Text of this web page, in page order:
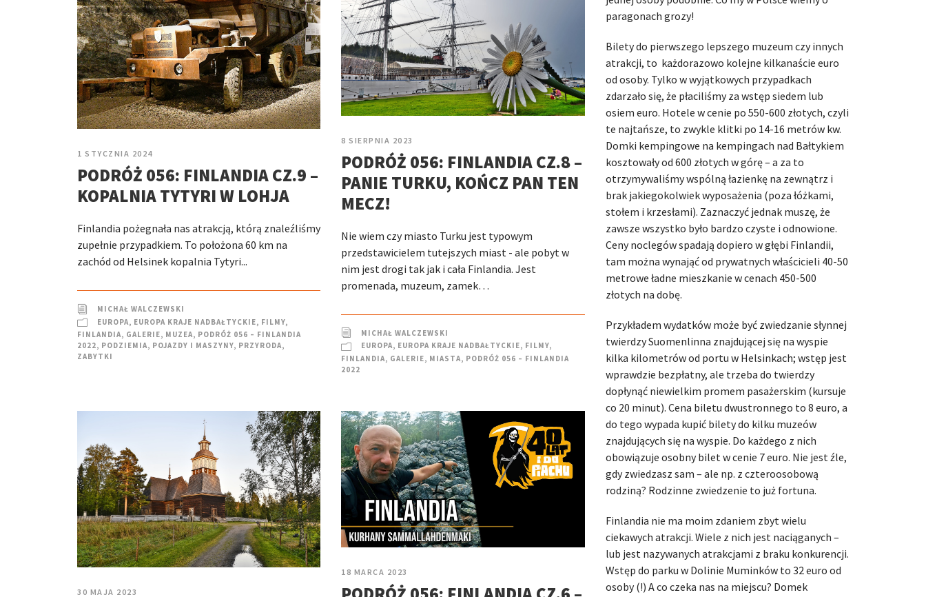
1 STYCZNIA 2024
PODRÓŻ 056: FINLANDIA CZ.9 –
KOPALNIA TYTYRI W LOHJA
Finlandia pożegnała nas atrakcją, którą znaleźliśmy
zupełnie przypadkiem. To położona 60 km na
zachód od Helsinek kopalnia Tytyri...
MICHAŁ WALCZEWSKI
EUROPA, EUROPA KRAJE NADBAŁTYCKIE, FILMY,
FINLANDIA, GALERIE, MUZEA, PODRÓŻ 056 – FINLANDIA
2022, PODZIEMIA, POJAZDY I MASZYNY, PRZYRODA,
ZABYTKI
8 SIERPNIA 2023
PODRÓŻ 056: FINLANDIA CZ.8 –
PANIE TURKU, KOŃCZ PAN TEN
MECZ!
Nie wiem czy miasto Turku jest typowym
przedstawicielem tutejszych miast - ale pobyt w
nim jest drogi tak jak i cała Finlandia. Jest
promenada, muzeum, zamek…
MICHAŁ WALCZEWSKI
EUROPA, EUROPA KRAJE NADBAŁTYCKIE, FILMY,
FINLANDIA, GALERIE, MIASTA, PODRÓŻ 056 – FINLANDIA
2022
30 MAJA 2023
18 MARCA 2023
paragonach grozy!
Bilety do pierwszego lepszego muzeum czy innych
atrakcji, to każdorazowo kolejne kilkanaście euro
od osoby. Tylko w wyjątkowych przypadkach
zdarzało się, że płaciliśmy za wstęp siedem lub
osiem euro. Hotele w cenie po 550-600 złotych, czyli
te najtańsze, to zwykle klitki po 14-16 metrów kw.
Domki kempingowe na kempingach nad Bałtykiem
kosztowały od 600 złotych w górę – a za to
otrzymywaliśmy wspólną łazienkę na zewnątrz i
brak jakiegokolwiek wyposażenia (poza łóżkami,
stołem i krzesłami). Zaznaczyć jednak muszę, że
zawsze wszystko było bardzo czyste i odnowione.
Ceny noclegów spadają dopiero w głębi Finlandii,
tam można wynająć od prywatnych właścicieli 40-50
metrowe ładne mieszkanie w cenach 450-500
złotych na dobę.
Przykładem wydatków może być zwiedzanie słynnej
twierdzy Suomenlinna znajdującej się na wyspie
kilka kilometrów od portu w Helsinkach; wstęp jest
wprawdzie bezpłatny, ale trzeba do twierdzy
dopłynąć niewielkim promem pasażerskim (kursuje
co 20 minut). Cena biletu dwustronnego to 8 euro, a
do tego wypada kupić bilety do kilku muzeów
znajdujących się na wyspie. Do każdego z nich
obowiązuje osobny bilet w cenie 7 euro. Nie jest źle,
gdy zwiedzasz sam – ale np. z czteroosobową
rodziną? Rodzinne zwiedzenie to już fortuna.
Finlandia nie ma moim zdaniem zbyt wielu
ciekawych atrakcji. Wiele z nich jest naciąganych –
lub jest nazywanych atrakcjami z braku konkurencji.
Wstęp do parku w Dolinie Muminków to 32 euro od
osoby (!) A co czeka nas na miejscu? Domek